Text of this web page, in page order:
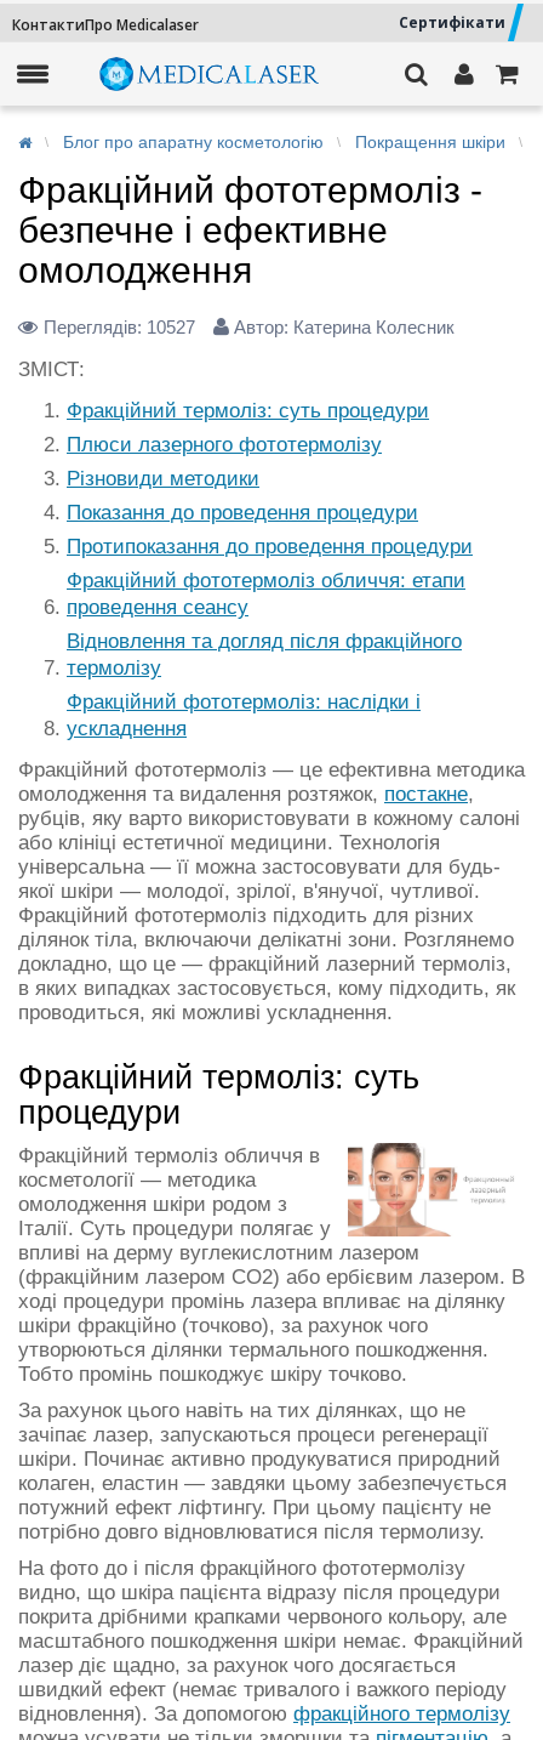
КонтактиПро Medicalaser Сертифікати
Блог про апаратну косметологію Покращення шкіри
Фракційний фототермоліз -
безпечне і ефективне
омолодження
Переглядів: 10527 Автор: Катерина Колесник
ЗМІСТ:
Фракційний термоліз: суть процедури
Плюси лазерного фототермолізу
Різновиди методики
Показання до проведення процедури
Протипоказання до проведення процедури
Фракційний фототермоліз обличчя: етапи
проведення сеансу
Відновлення та догляд після фракційного
термолізу
Фракційний фототермоліз: наслідки і
ускладнення
Фракційний фототермоліз — це ефективна методика
омолодження та видалення розтяжок, постакне,
рубців, яку варто використовувати в кожному салоні
або клініці естетичної медицини. Технологія
універсальна — її можна застосовувати для будь-
якої шкіри — молодої, зрілої, в'янучої, чутливої.
Фракційний фототермоліз підходить для різних
ділянок тіла, включаючи делікатні зони. Розглянемо
докладно, що це — фракційний лазерний термоліз,
в яких випадках застосовується, кому підходить, як
проводиться, які можливі ускладнення.
Фракційний термоліз: суть
процедури
Фракційний термоліз обличчя в
косметології — методика
омолодження шкіри родом з
Італії. Суть процедури полягає у
впливі на дерму вуглекислотним лазером
(фракційним лазером CO2) або ербієвим лазером. В
ході процедури промінь лазера впливає на ділянку
шкіри фракційно (точково), за рахунок чого
утворюються ділянки термального пошкодження.
Тобто промінь пошкоджує шкіру точково.
За рахунок цього навіть на тих ділянках, що не
зачіпає лазер, запускаються процеси регенерації
шкіри. Починає активно продукуватися природний
колаген, еластин — завдяки цьому забезпечується
потужний ефект ліфтингу. При цьому пацієнту не
потрібно довго відновлюватися після термолизу.
На фото до і після фракційного фототермолізу
видно, що шкіра пацієнта відразу після процедури
покрита дрібними крапками червоного кольору, але
масштабного пошкодження шкіри немає. Фракційний
лазер діє щадно, за рахунок чого досягається
швидкий ефект (немає тривалого і важкого періоду
відновлення). За допомогою фракційного термолізу